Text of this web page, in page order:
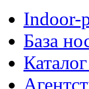
Indoor-
База